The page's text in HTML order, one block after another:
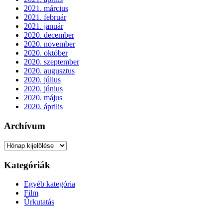
2021. március
2021. február
2021. január
2020. december
2020. november
2020. október
2020. szeptember
2020. augusztus
2020. július
2020. június
2020. május
2020. április
Archívum
Archívum
Kategóriák
Egyéb kategória
Film
Űrkutatás